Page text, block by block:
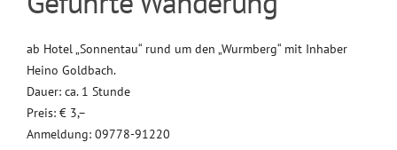
ab Hotel „Sonnentau“ rund um den „Wurmberg“ mit Inhaber
Heino Goldbach.
Dauer: ca. 1 Stunde
Preis: € 3,–
Anmeldung: 09778-91220